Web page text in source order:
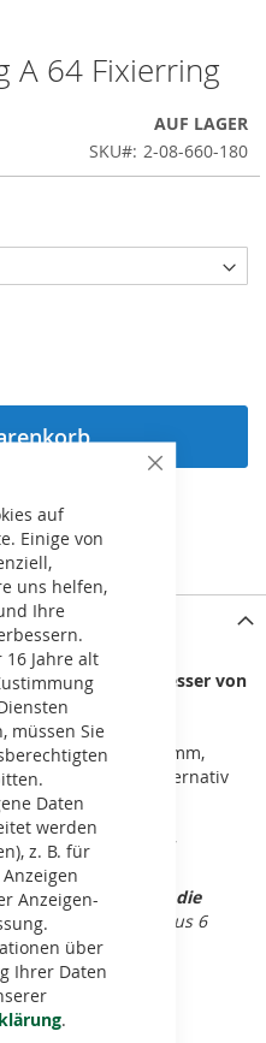
Schließen
auf
Einige von
uns helfen,
Ihre
Jahre alt
müssen Sie
Daten
werden
z. B. für
Anzeigen-
über
Ihrer Daten
.
A 64 Fixierring
AUF LAGER
SKU
2-08-660-180
HINZUFÜGEN
HINZUFÜGEN
Außendurchmesser von
die Basis gesteckt
25,4mm, 30mm,
Schaft 25x50 alternativ
aus nachhaltigem,
Flex A 180 Basis und die
1 Satz bestehend aus 6